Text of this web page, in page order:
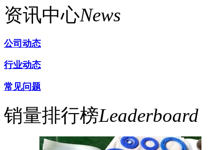
资讯中心News
公司动态
行业动态
常见问题
销量排行榜Leaderboard